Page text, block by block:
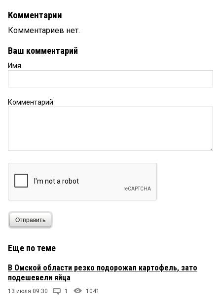
Комментарии
Комментариев нет.
Ваш комментарий
Имя
Комментарий
Отправить
Еще по теме
В Омской области резко подорожал картофель, зато
подешевели яйца
13 июля 09:30 1 1041